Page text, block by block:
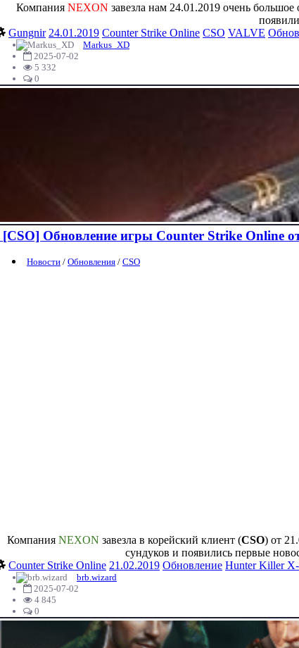
Компания NEXON завезла нам 24.01.2019 очень
Gungnir 24.01.2019 Сounter Strike Online CSO VALVE
Markus_XD
2025-07-02
5 332
0
[CSO] Обновление игры Сounter Strike Online
Новости / Обновления / CSO
Компания NEXON завезла в корейский клиент (CSO) от
сундуков и появились первые
Сounter Strike Online 21.02.2019 Обновление Hunter Killer
brb.wizard
2025-07-02
4 845
0